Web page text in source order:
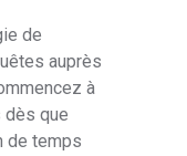
de
auprès
à
que
de temps